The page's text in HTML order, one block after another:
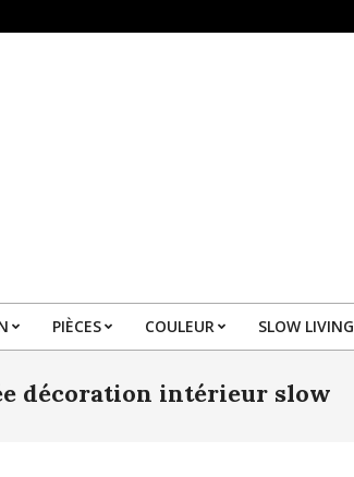
Primary
Menu
PIÈCES COULEUR SLOW LIVING
décoration intérieur slow